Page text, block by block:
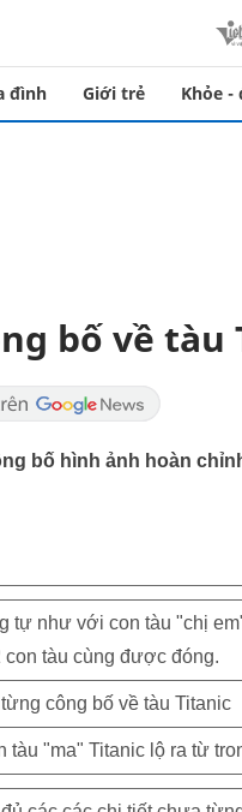
đình Giới trẻ Khỏe -
bố về tàu
bố hình ảnh hoàn
tự như với con tàu "chị
con tàu cùng được đóng.
"ma" Titanic lộ ra từ